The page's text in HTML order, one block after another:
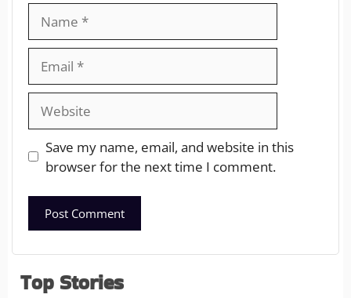
Save my name, email, and website in this
browser for the next time I comment.
Top Stories